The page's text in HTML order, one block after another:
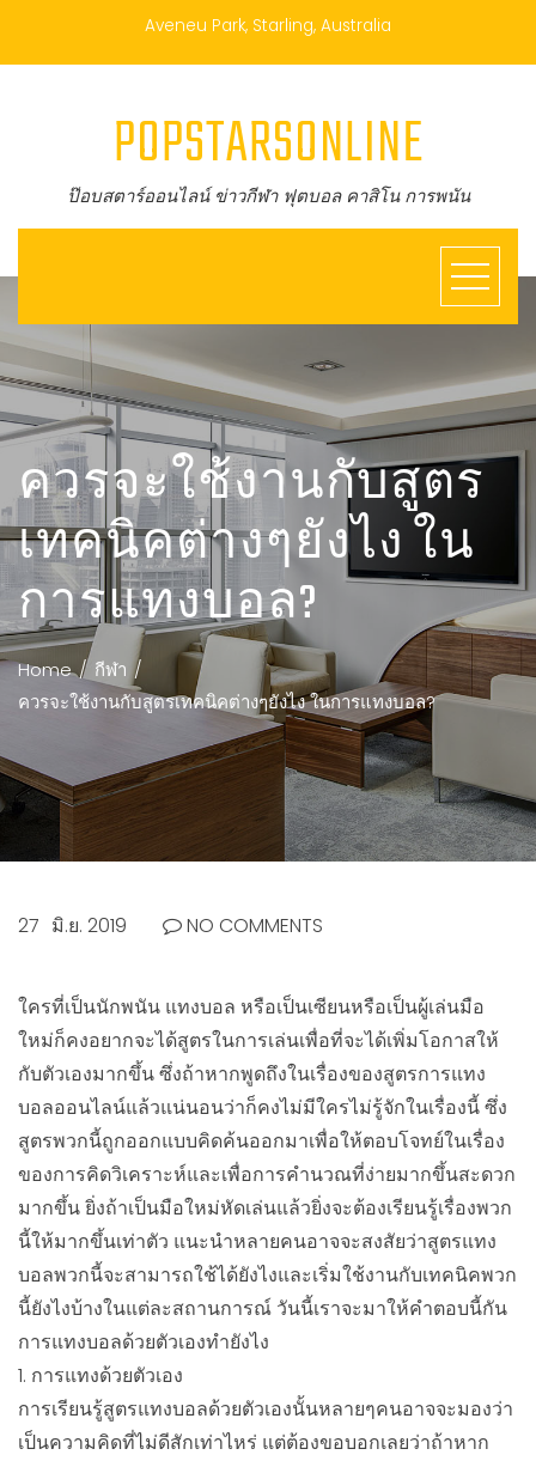
Aveneu Park, Starling, Australia
POPSTARSONLINE
ป๊อบสตาร์ออนไลน์ ข่าวกีฬา ฟุตบอล คาสิโน การพนัน
ควรจะใช้งานกับสูตร
เทคนิคต่างๆยังไง ใน
การแทงบอล?
Home
กีฬา
ควรจะใช้งานกับสูตรเทคนิคต่างๆยังไง ในการแทงบอล?
27 มิ.ย. 2019 NO COMMENTS
ใครที่เป็นนักพนัน แทงบอล หรือเป็นเซียนหรือเป็นผู้เล่นมือ
ใหม่ก็คงอยากจะได้สูตรในการเล่นเพื่อที่จะได้เพิ่มโอกาสให้
กับตัวเองมากขึ้น ซึ่งถ้าหากพูดถึงในเรื่องของสูตรการแทง
บอลออนไลน์แล้วแน่นอนว่าก็คงไม่มีใครไม่รู้จักในเรื่องนี้ ซึ่ง
สูตรพวกนี้ถูกออกแบบคิดค้นออกมาเพื่อให้ตอบโจทย์ในเรื่อง
ของการคิดวิเคราะห์และเพื่อการคำนวณที่ง่ายมากขึ้นสะดวก
มากขึ้น ยิ่งถ้าเป็นมือใหม่หัดเล่นแล้วยิ่งจะต้องเรียนรู้เรื่องพวก
นี้ให้มากขึ้นเท่าตัว แนะนำหลายคนอาจจะสงสัยว่าสูตรแทง
บอลพวกนี้จะสามารถใช้ได้ยังไงและเริ่มใช้งานกับเทคนิคพวก
นี้ยังไงบ้างในแต่ละสถานการณ์ วันนี้เราจะมาให้คำตอบนี้กัน
การแทงบอลด้วยตัวเองทำยังไง
1. การแทงด้วยตัวเอง
การเรียนรู้สูตรแทงบอลด้วยตัวเองนั้นหลายๆคนอาจจะมองว่า
เป็นความคิดที่ไม่ดีสักเท่าไหร่ แต่ต้องขอบอกเลยว่าถ้าหาก